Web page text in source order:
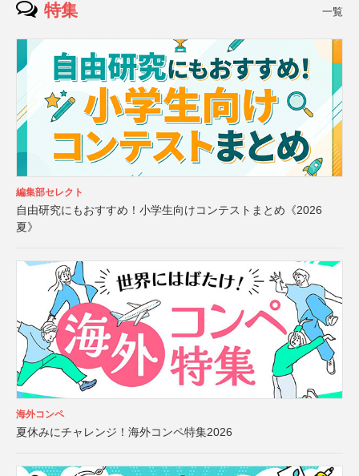
特集 一覧
編集部セレクト
自由研究にもおすすめ！小学生向けコンテストまとめ《2026
夏》
海外コンペ
夏休みにチャレンジ！海外コンペ特集2026